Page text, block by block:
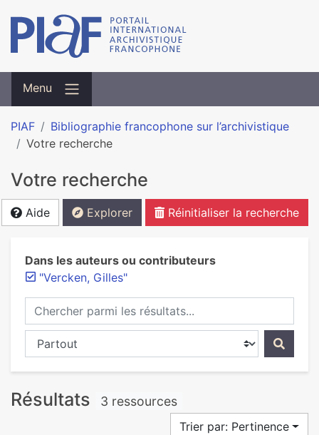
Menu
PIAF
Bibliographie francophone sur l’archivistique
Votre recherche
Votre recherche
Aide Explorer Réinitialiser la recherche
Dans les auteurs ou contributeurs
"Vercken, Gilles"
Chercher parmi les résultats...
Chercher dans...
Résultats 3 ressources
Trier par: Pertinence